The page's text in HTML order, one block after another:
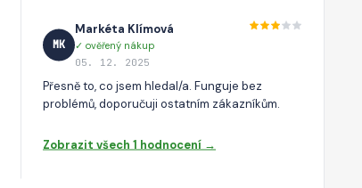
MK
Markéta Klímová
✓ ověřený nákup
05. 12. 2025
Přesně to, co jsem hledal/a. Funguje bez
problémů, doporučuji ostatním zákazníkům.
Zobrazit všech 1 hodnocení →